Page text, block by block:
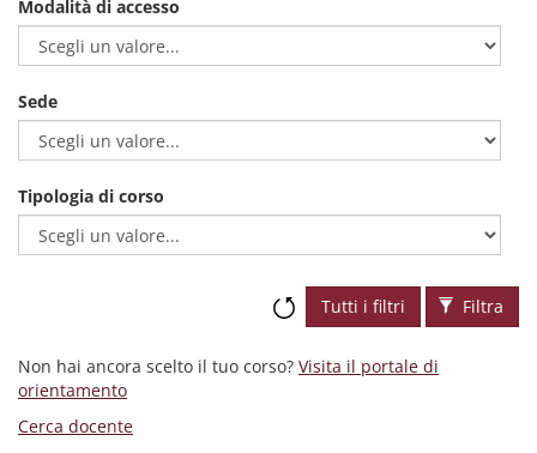
Modalità di accesso
Sede
Tipologia di corso
Tutti i filtri Filtra
Non hai ancora scelto il tuo corso? Visita il portale di
orientamento
Cerca docente